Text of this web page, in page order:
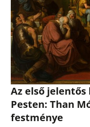
Az első
Pesten: Than
festménye